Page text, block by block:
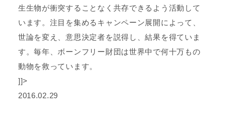
生生物が衝突することなく共存できるよう活動して
います。注目を集めるキャンペーン展開によって、
世論を変え、意思決定者を説得し、結果を得ていま
す。毎年、ボーンフリー財団は世界中で何十万もの
動物を救っています。
]]>
2016.02.29